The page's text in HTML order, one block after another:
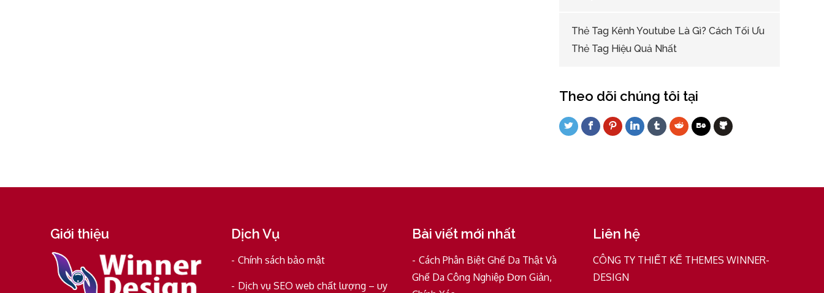
Thẻ Tag Kênh Youtube Là Gì? Cách Tối Ưu
Thẻ Tag Hiệu Quả Nhất
Theo dõi chúng tôi tại
Giới thiệu Dịch Vụ
Chính sách bảo mật
Dịch vụ SEO web chất lượng – uy
Bài viết mới nhất
Cách Phân Biệt Ghế Da Thật Và
Ghế Da Công Nghiệp Đơn Giản,
Liên hệ
CÔNG TY THIẾT KẾ THEMES WINNER-
DESIGN